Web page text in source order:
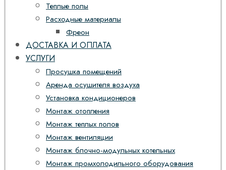
Теплые полы
Расходные материалы
Фреон
ДОСТАВКА И ОПЛАТА
УСЛУГИ
Просушка помещений
Аренда осушителя воздуха
Установка кондиционеров
Монтаж отопления
Монтаж теплых полов
Монтаж вентиляции
Монтаж блочно-модульных котельных
Монтаж промхолодильного оборудования